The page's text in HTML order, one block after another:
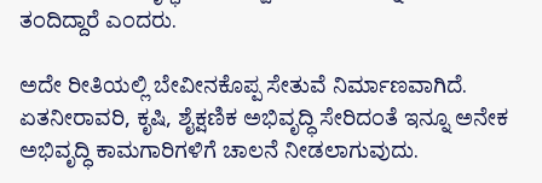
ತಂದಿದ್ದಾರೆ ಎಂದರು.
ಅದೇ ರೀತಿಯಲ್ಲಿ ಬೇವೀನಕೊಪ್ಪ ಸೇತುವೆ ನಿರ್ಮಾಣವಾಗಿದೆ.
ಏತನೀರಾವರಿ, ಕೃಷಿ, ಶೈಕ್ಷಣಿಕ ಅಭಿವೃದ್ಧಿ ಸೇರಿದಂತೆ ಇನ್ನೂ ಅನೇಕ
ಅಭಿವೃದ್ಧಿ ಕಾಮಗಾರಿಗಳಿಗೆ ಚಾಲನೆ ನೀಡಲಾಗುವುದು.